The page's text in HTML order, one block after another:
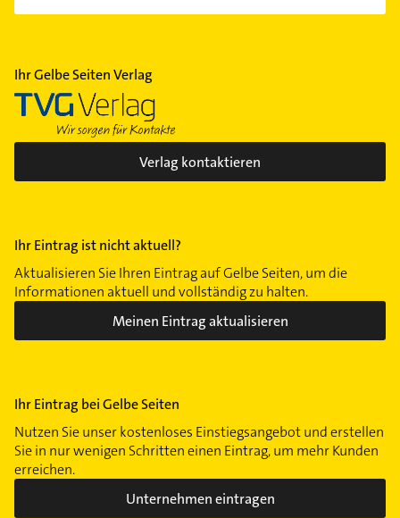
Ihr Gelbe Seiten Verlag
Verlag kontaktieren
Ihr Eintrag ist nicht aktuell?
Aktualisieren Sie Ihren Eintrag auf Gelbe Seiten, um die
Informationen aktuell und vollständig zu halten.
Meinen Eintrag aktualisieren
Ihr Eintrag bei Gelbe Seiten
Nutzen Sie unser kostenloses Einstiegsangebot und erstellen
Sie in nur wenigen Schritten einen Eintrag, um mehr Kunden
erreichen.
Unternehmen eintragen